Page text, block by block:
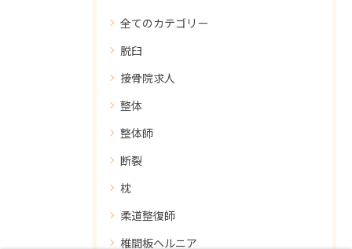
全てのカテゴリー
脱臼
接骨院求人
整体
整体師
断裂
枕
柔道整復師
椎間板ヘルニア